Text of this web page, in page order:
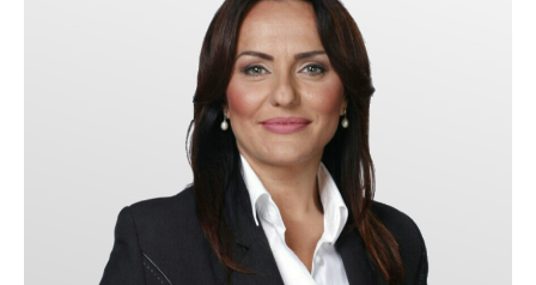
Статут Општине
Скупштинско вијеће општине језеро
Састав Скупштине
Службени Гласници
ОПШТИНСКА УПРАВА